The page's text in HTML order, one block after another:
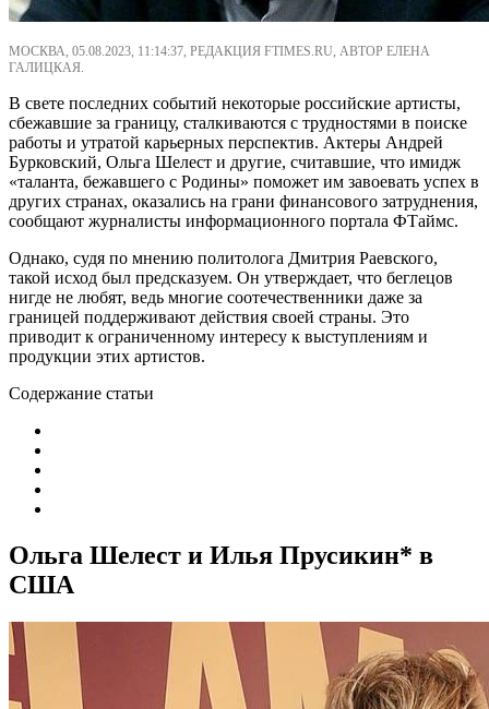
МОСКВА, 05.08.2023, 11:14:37, РЕДАКЦИЯ FTIMES.RU, АВТОР ЕЛЕНА
ГАЛИЦКАЯ.
В свете последних событий некоторые российские артисты,
сбежавшие за границу, сталкиваются с трудностями в поиске
работы и утратой карьерных перспектив. Актеры Андрей
Бурковский, Ольга Шелест и другие, считавшие, что имидж
«таланта, бежавшего с Родины» поможет им завоевать успех в
других странах, оказались на грани финансового затруднения,
сообщают журналисты информационного портала ФТаймс.
Однако, судя по мнению политолога Дмитрия Раевского,
такой исход был предсказуем. Он утверждает, что беглецов
нигде не любят, ведь многие соотечественники даже за
границей поддерживают действия своей страны. Это
приводит к ограниченному интересу к выступлениям и
продукции этих артистов.
Содержание статьи
Ольга Шелест и Илья Прусикин* в
США